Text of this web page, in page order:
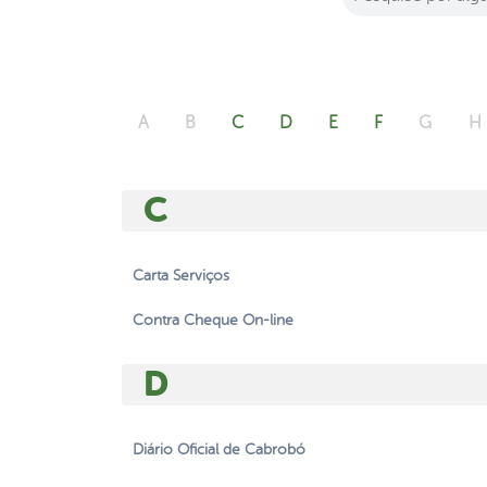
A B C D E F G H
C
Carta Serviços
Contra Cheque On-line
D
Diário Oficial de Cabrobó